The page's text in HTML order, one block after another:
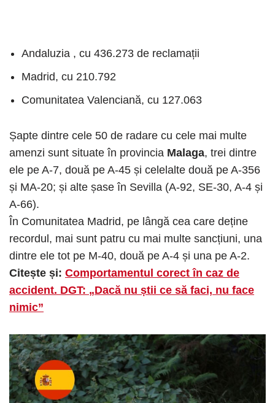
Andaluzia , cu 436.273 de reclamații
Madrid, cu 210.792
Comunitatea Valenciană, cu 127.063
Șapte dintre cele 50 de radare cu cele mai multe
amenzi sunt situate în provincia Malaga, trei dintre
ele pe A-7, două pe A-45 și celelalte două pe A-356
și MA-20; și alte șase în Sevilla (A-92, SE-30, A-4 și
A-66).
În Comunitatea Madrid, pe lângă cea care deține
recordul, mai sunt patru cu mai multe sancțiuni, una
dintre ele tot pe M-40, două pe A-4 și una pe A-2.
Citește și: Comportamentul corect în caz de
accident. DGT: „Dacă nu știi ce să faci, nu face
nimic”